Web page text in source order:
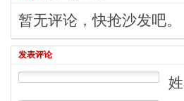
暂无评论，快抢沙发吧。
发表评论